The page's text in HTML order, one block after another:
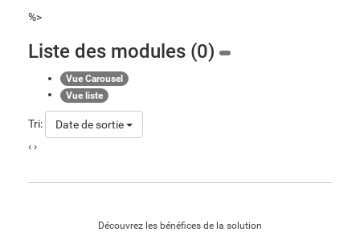
%>
Liste des modules (0)
Vue Carousel
Vue liste
Tri:
Date de sortie
‹ ›
Découvrez les bénéfices de la solution